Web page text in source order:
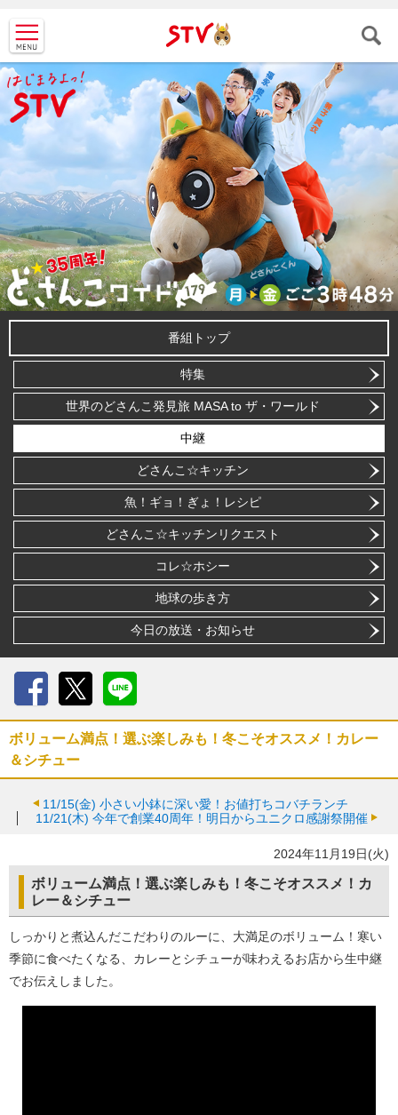
ＳＴＶ札
幌テレビ
番組トップ
特集
世界のどさんこ発見旅 MASA to ザ・ワールド
中継
どさんこ☆キッチン
魚！ギョ！ぎょ！レシピ
どさんこ☆キッチンリクエスト
コレ☆ホシー
地球の歩き方
今日の放送・お知らせ
ボリューム満点！選ぶ楽しみも！冬こそオススメ！カレー
＆シチュー
11/15(金) 小さい小鉢に深い愛！お値打ちコバチランチ
11/21(木) 今年で創業40周年！明日からユニクロ感謝祭開催
2024年11月19日(火)
ボリューム満点！選ぶ楽しみも！冬こそオススメ！カ
レー＆シチュー
しっかりと煮込んだこだわりのルーに、大満足のボリューム！寒い
季節に食べたくなる、カレーとシチューが味わえるお店から生中継
でお伝えしました。